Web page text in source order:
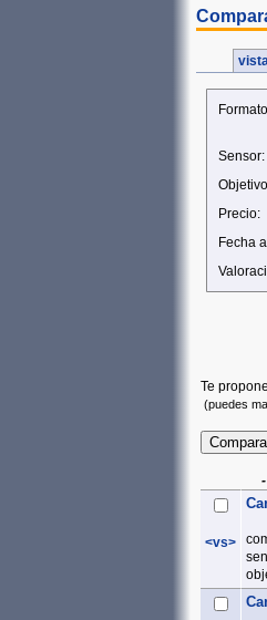
Sensor:
Precio:
Fecha
Te
(puedes
<vs>